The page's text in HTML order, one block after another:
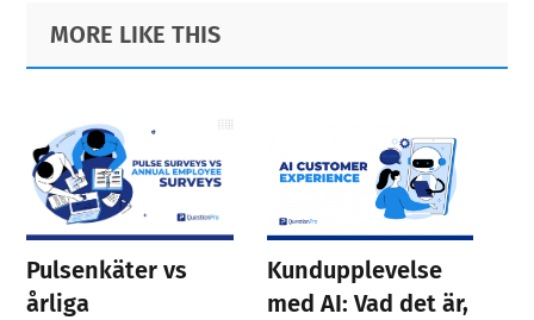
Primary
Sidebar
Footer
MORE LIKE THIS
Pulsenkäter vs
årliga
Kundupplevelse
med AI: Vad det är,